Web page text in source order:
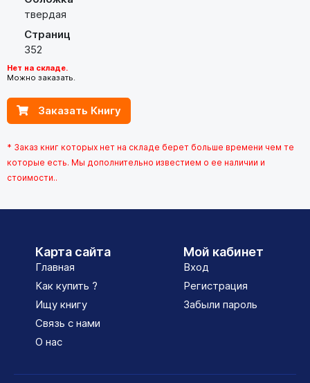
твердая
Страниц
352
Нет на складе.
Можно заказать.
Заказать Книгу
* Заказ книг которых нет на складе берет больше времени чем те
которые есть. Мы дополнительно известием о ее наличии и
стоимости..
Карта сайта
Главная
Как купить ?
Ищу книгу
Связь с нами
О нас
Мой кабинет
Вход
Регистрация
Забыли пароль